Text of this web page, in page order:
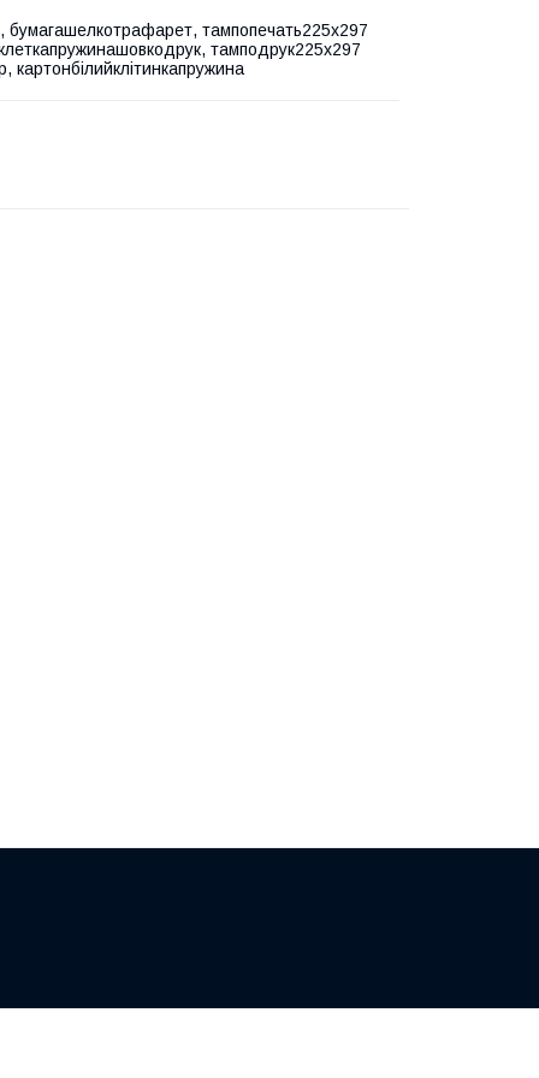
бумагашелкотрафарет, тампопечать225х297
тамподрук225х297
картонбілийклітинкапружина